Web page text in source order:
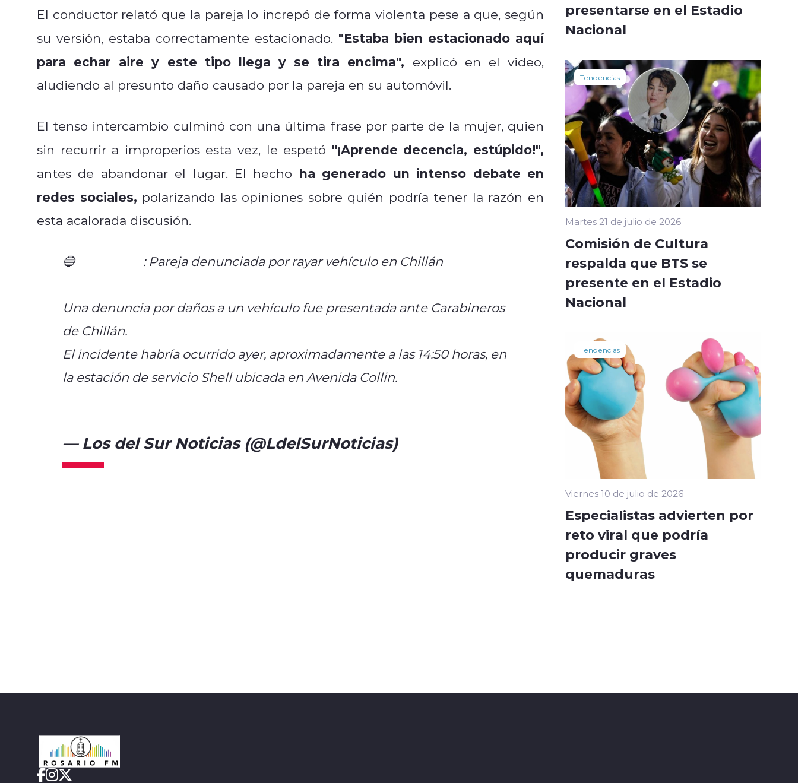
El conductor relató que la pareja lo increpó de forma violenta pese a que, según
su versión, estaba correctamente estacionado. "Estaba bien estacionado aquí
para echar aire y este tipo llega y se tira encima", explicó en el video,
aludiendo al presunto daño causado por la pareja en su automóvil.
El tenso intercambio culminó con una última frase por parte de la mujer, quien
sin recurrir a improperios esta vez, le espetó "¡Aprende decencia, estúpido!",
antes de abandonar el lugar. El hecho ha generado un intenso debate en
redes sociales, polarizando las opiniones sobre quién podría tener la razón en
esta acalorada discusión.
🔵 : Pareja denunciada por rayar vehículo en Chillán
Una denuncia por daños a un vehículo fue presentada ante Carabineros
de Chillán.
El incidente habría ocurrido ayer, aproximadamente a las 14:50 horas, en
la estación de servicio Shell ubicada en Avenida Collin.
— Los del Sur Noticias (@LdelSurNoticias)
presentarse en el Estadio
Nacional
Tendencias
Martes 21 de julio de 2026
Comisión de Cultura
respalda que BTS se
presente en el Estadio
Nacional
Tendencias
Viernes 10 de julio de 2026
Especialistas advierten por
reto viral que podría
producir graves
quemaduras